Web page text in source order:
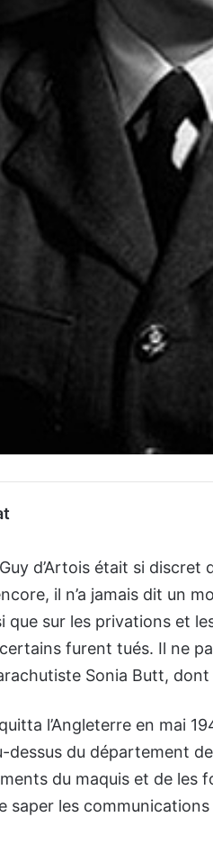
d’Artois était si discret
il n’a jamais dit un
que sur les privations et
furent tués. Il ne
Sonia Butt,
l’Angleterre en mai
dessus du département
du maquis et de les
saper les